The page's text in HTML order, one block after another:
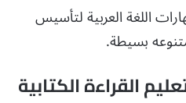
اللغة العربية لتأسيس
بسيطة.
القراءة الكتابية